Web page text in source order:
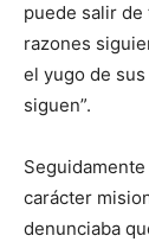
puede salir
razones
el yugo de
siguen”.
carácter
denunciaba